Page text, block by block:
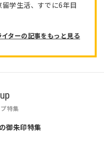
学生活、すでに6年目
イターの記事をもっと見る
特集
御朱印特集